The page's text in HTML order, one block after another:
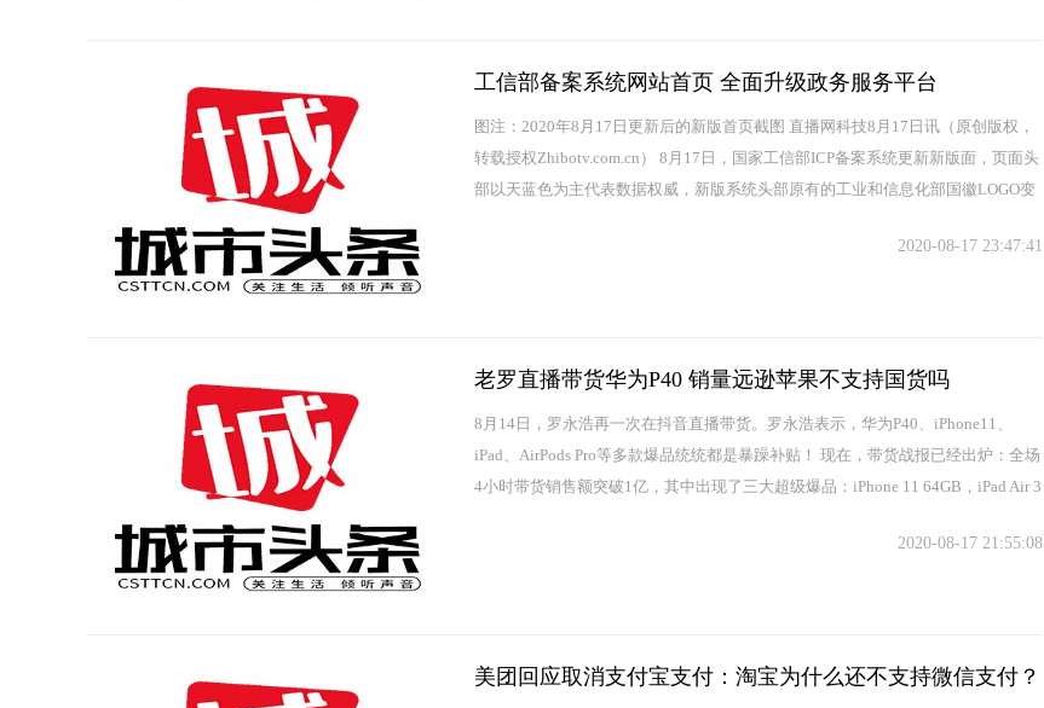
工信部备案系统网站首页 全面升级政务服务平台
图注：2020年8月17日更新后的新版首页截图 直播网科技8月17日讯（原创版权，
转载授权Zhibotv.com.cn） 8月17日，国家工信部ICP备案系统更新新版面，页面头
部以天蓝色为主代表数据权威，新版系统头部原有的工业和信息化部国徽LOGO变
2020-08-17 23:47:41
老罗直播带货华为P40 销量远逊苹果不支持国货吗
8月14日，罗永浩再一次在抖音直播带货。罗永浩表示，华为P40、iPhone11、
iPad、AirPods Pro等多款爆品统统都是暴躁补贴！ 现在，带货战报已经出炉：全场
4小时带货销售额突破1亿，其中出现了三大超级爆品：iPhone 11 64GB，iPad Air 3
2020-08-17 21:55:08
美团回应取消支付宝支付：淘宝为什么还不支持微信支付？